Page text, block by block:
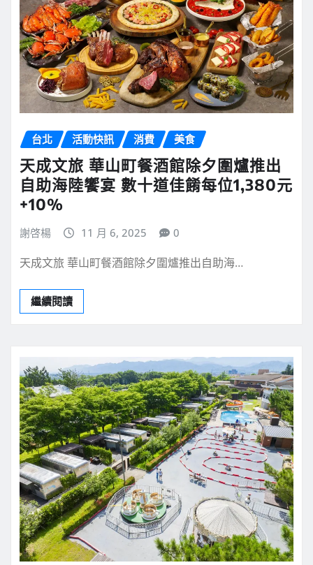
台北 活動快訊 消費 美食
天成文旅 華山町餐酒館除夕圍爐推出
自助海陸饗宴 數十道佳餚每位1,380元
+10%
謝啓楊 11 月 6, 2025 0
天成文旅 華山町餐酒館除夕圍爐推出自助海…
繼續閱讀